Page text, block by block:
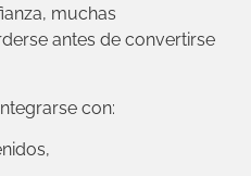
muchas
antes de convertirse
con: